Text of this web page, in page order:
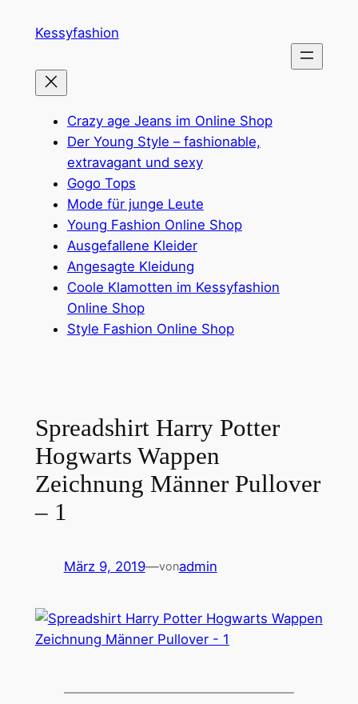
InhaltKessyfashion
Crazy age Jeans im Online Shop
Der Young Style – fashionable,
extravagant und sexy
Gogo Tops
Mode für junge Leute
Young Fashion Online Shop
Ausgefallene Kleider
Angesagte Kleidung
Coole Klamotten im Kessyfashion
Online Shop
Style Fashion Online Shop
Spreadshirt Harry Potter
Hogwarts Wappen
Zeichnung Männer Pullover
– 1
März 9, 2019—vonadmin